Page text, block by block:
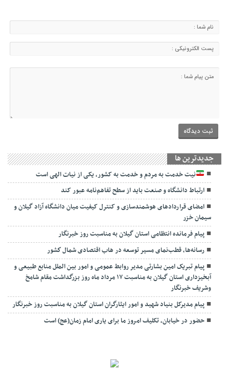
جديدترين ها
نیت خدمت به مردم و خدمت به کشور، یکی از نیات الهی است
ارتباط دانشگاه و صنعت باید از سطح تفاهم‌نامه عبور کند
امضای قراردادهای هوشمندسازی و کنترل کیفیت میان دانشگاه آزاد گیلان و
سیمان خزر
پیام فرمانده انتظامی استان گیلان به مناسبت روز خبرنگار
رسانه‌ها، قطب‌نمای مسیر توسعه در هاب اقتصادی شمال كشور
پیام تبریک امین بشارتی مدیر روابط عمومی و امور بین الملل منابع طبیعی و
آبخیزداری استان گیلان به مناسبت ۱۷ مرداد ماه روز بزرگداشت مقام شامخ
وشریف خبرنگار
پیام مدیرکل بنیاد شهید و امور ایثارگران استان گیلان به مناسبت روز خبرنگار
حضور در خیابان، تکلیف امروز ما برای یاری امام زمان(عج) است